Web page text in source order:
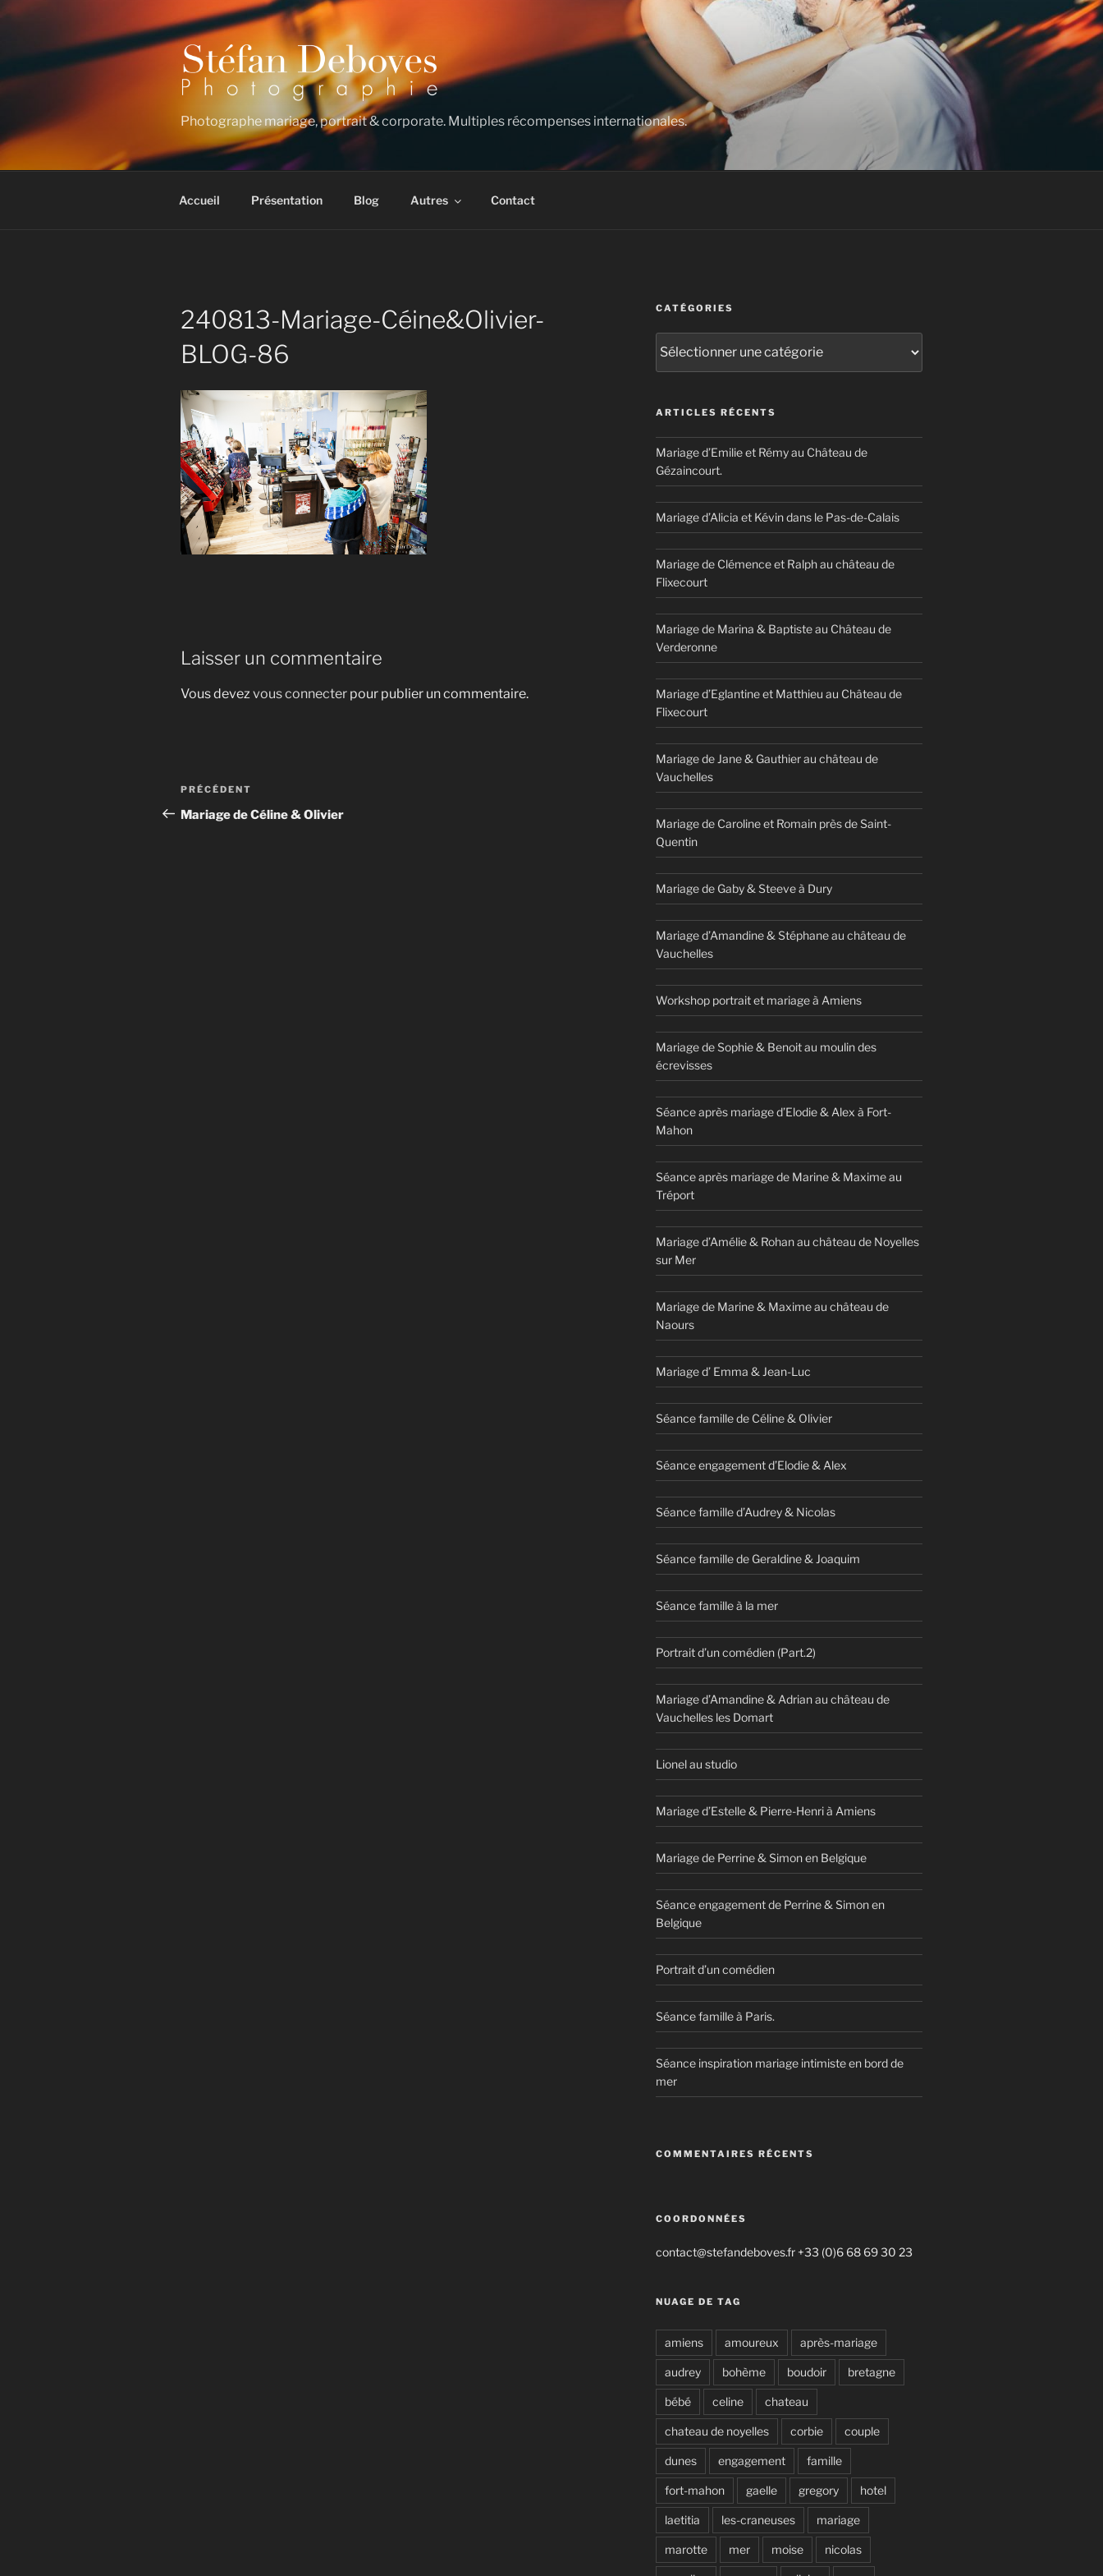
Aller
contenu
principal
Photographe mariage, portrait & corporate. Multiples récompenses internationales.
Accueil Présentation Blog Autres Contact
240813-Mariage-Céine&Olivier-
BLOG-86
Laisser un commentaire
Vous devez vous connecter pour publier un commentaire.
Navigation
de
Article
précédent
PRÉCÉDENT
Mariage de Céline & Olivier
CATÉGORIES
ARTICLES RÉCENTS
Mariage d’Emilie et Rémy au Château de
Gézaincourt.
Mariage d’Alicia et Kévin dans le Pas-de-Calais
Mariage de Clémence et Ralph au château de
Flixecourt
Mariage de Marina & Baptiste au Château de
Verderonne
Mariage d’Eglantine et Matthieu au Château de
Flixecourt
Mariage de Jane & Gauthier au château de
Vauchelles
Mariage de Caroline et Romain près de Saint-
Quentin
Mariage de Gaby & Steeve à Dury
Mariage d’Amandine & Stéphane au château de
Vauchelles
Workshop portrait et mariage à Amiens
Mariage de Sophie & Benoit au moulin des
écrevisses
Séance après mariage d’Elodie & Alex à Fort-
Mahon
Séance après mariage de Marine & Maxime au
Tréport
Mariage d’Amélie & Rohan au château de Noyelles
sur Mer
Mariage de Marine & Maxime au château de
Naours
Mariage d’ Emma & Jean-Luc
Séance famille de Céline & Olivier
Séance engagement d’Elodie & Alex
Séance famille d’Audrey & Nicolas
Séance famille de Geraldine & Joaquim
Séance famille à la mer
Portrait d’un comédien (Part.2)
Mariage d’Amandine & Adrian au château de
Vauchelles les Domart
Lionel au studio
Mariage d’Estelle & Pierre-Henri à Amiens
Mariage de Perrine & Simon en Belgique
Séance engagement de Perrine & Simon en
Belgique
Portrait d’un comédien
Séance famille à Paris.
Séance inspiration mariage intimiste en bord de
mer
COMMENTAIRES RÉCENTS
COORDONNÉES
contact@stefandeboves.fr +33 (0)6 68 69 30 23
NUAGE DE TAG
amiens amoureux après-mariage
audrey bohème boudoir bretagne
bébé celine chateau
chateau de noyelles corbie couple
dunes engagement famille
fort-mahon gaelle gregory hotel
laetitia les-craneuses mariage
marotte mer moise nicolas